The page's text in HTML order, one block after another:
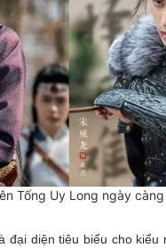
Tống Uy Long ngày
đại diện tiêu biểu cho